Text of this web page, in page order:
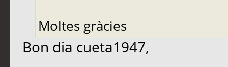
Moltes gràcies
Bon dia cueta1947,